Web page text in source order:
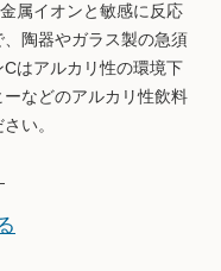
属イオンと敏感に反応
陶器やガラス製の急須
はアルカリ性の環境下
などのアルカリ性飲料
い。